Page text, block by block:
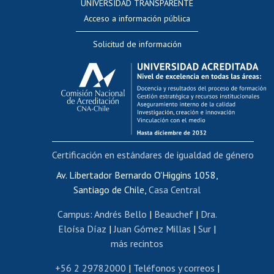
Evaluación docente
Calificación académica
Postulación al AUCAI
Funcionarias/os
Cursos internos de capacitación
Bienestar del personal
Portal de movilidad interna
Certificado de renta
Certificado de renta honorarios
Editar páginas blancas
Extranjeras/os
Revalidación y reconocimiento de títulos
UNIVERSIDAD TRANSPARENTE
Acceso a información pública
Solicitud de información
Av. Libertador Bernardo O'Higgins 1058,
Santiago de Chile, Casa Central
Campus: Andrés Bello | Beauchef| Dra.
Eloísa Díaz |Juan Gómez Millas | Sur |
más recintos
+56 2 29782000 | Teléfonos y correos |
Certificación en estándares de igualdad de género